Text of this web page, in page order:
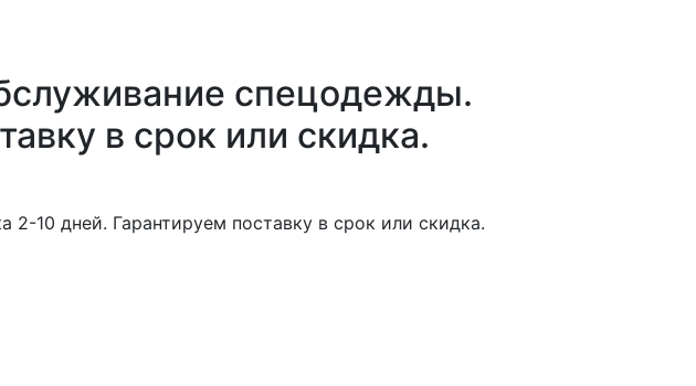
спецодежды.
в срок или скидка.